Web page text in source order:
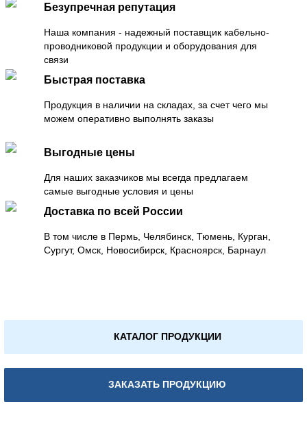
Безупречная репутация
Наша компания - надежный поставщик кабельно-
проводниковой продукции и оборудования для
связи
Быстрая поставка
Продукция в наличии на складах, за счет чего мы
можем оперативно выполнять заказы
Выгодные цены
Для наших заказчиков мы всегда предлагаем
самые выгодные условия и цены
Доставка по всей России
В том числе в Пермь, Челябинск, Тюмень, Курган,
Сургут, Омск, Новосибирск, Красноярск, Барнаул
КАТАЛОГ ПРОДУКЦИИ
ЗАКАЗАТЬ ПРОДУКЦИЮ